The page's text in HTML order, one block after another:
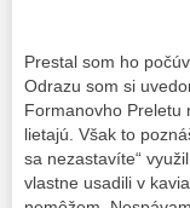
Prestal som ho
Odrazu som si
Formanovho Preletu
lietajú. Však to
sa nezastavíte“
vlastne usadili v